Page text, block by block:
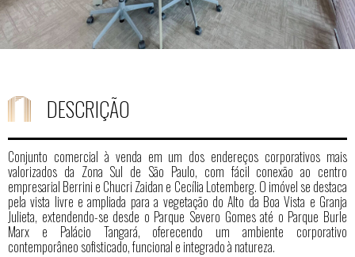
DESCRIÇÃO
Conjunto comercial à venda em um dos endereços corporativos mais
valorizados da Zona Sul de São Paulo, com fácil conexão ao centro
empresarial Berrini e Chucri Zaidan e Cecília Lotemberg. O imóvel se destaca
pela vista livre e ampliada para a vegetação do Alto da Boa Vista e Granja
Julieta, extendendo-se desde o Parque Severo Gomes até o Parque Burle
Marx e Palácio Tangará, oferecendo um ambiente corporativo
contemporâneo sofisticado, funcional e integrado à natureza.